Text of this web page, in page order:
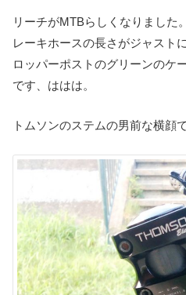
リーチがMTBらしくなりました
レーキホースの長さがジャスト
ロッパーポストのグリーンのケ
です、ははは。
トムソンのステムの男前な横顔で